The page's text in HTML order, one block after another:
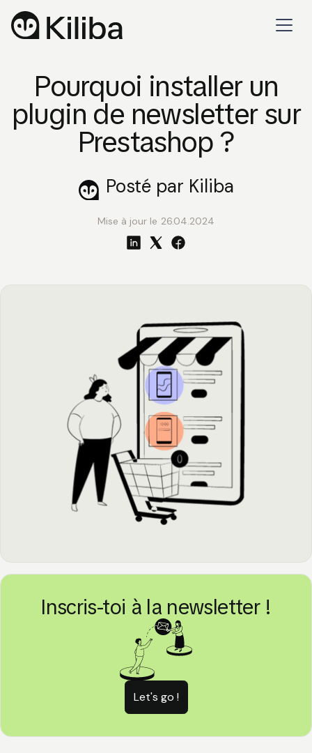
Pourquoi installer un
plugin de newsletter sur
Prestashop ?
Posté par Kiliba
Mise à jour le 26.04.2024
Inscris-toi à la newsletter !
Let's go !